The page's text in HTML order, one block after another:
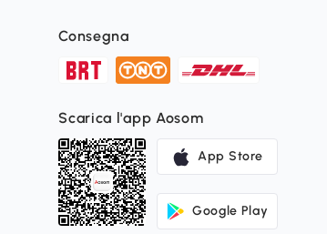
Consegna
Scarica l'app Aosom
App Store
Google Play